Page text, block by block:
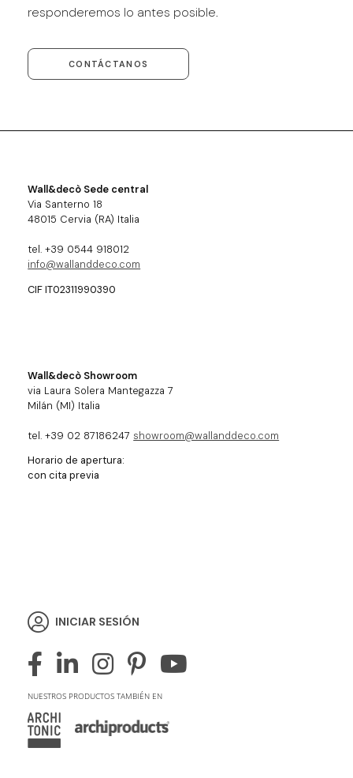
responderemos lo antes posible.
CONTÁCTANOS
Wall&decò Sede central
Via Santerno 18
48015 Cervia (RA) Italia
tel. +39 0544 918012
info@wallanddeco.com
CIF IT02311990390
Wall&decò Showroom
via Laura Solera Mantegazza 7
Milán (MI) Italia
tel. +39 02 87186247 showroom@wallanddeco.com
Horario de apertura:
con cita previa
INICIAR SESIÓN
NUESTROS PRODUCTOS TAMBIÉN EN